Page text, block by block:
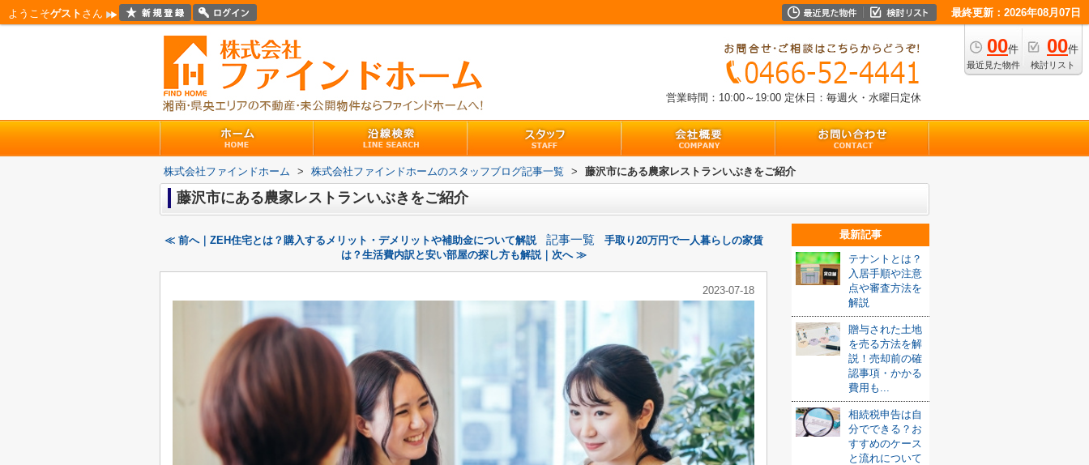
ようこそゲスト さん 最終更新：2026年08月07日
00件
最近見た物件
00件
検討リスト
営業時間：10:00～19:00 定休日：毎週火・水曜日定休
株式会社ファインドホーム > 株式会社ファインドホームのスタッフブログ記事一覧 > 藤沢市にある農家レストランいぶきをご紹介
藤沢市にある農家レストランいぶきをご紹介
≪ 前へ｜ZEH住宅とは？購入するメリット・デメリットや補助金について解説 記事一覧
手取り20万円で一人暮らしの家賃
は？生活費内訳と安い部屋の探し方も解説｜次へ ≫
2023-07-18
最新記事
テナントとは？
入居手順や注意
点や審査方法を
解説
贈与された土地
を売る方法を解
説！売却前の確
認事項・かかる
費用も...
相続税申告は自
分でできる？お
すすめのケース
と流れについて